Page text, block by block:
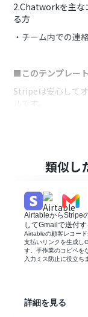
2.Chatworkを主な
る方
・チーム内での連
■このテンプレート
Stripeは安心して
このフローを活
支払いの完了後
ことで、顧客満足
■注意事項
・Stripe、
けるアプリとなっ
類似し
AirtableからStripe
してGmailで送付す
Airtableの顧客レコー
支払いリンクを生成し
す。手作業のコピペを
入力ミス防止に役立ち
詳細を見る